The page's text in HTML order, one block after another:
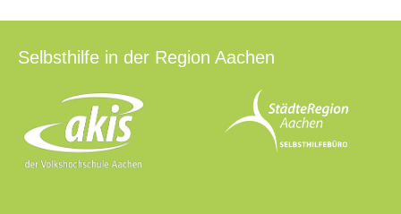
Selbsthilfe in der Region Aachen